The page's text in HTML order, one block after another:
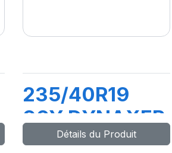
235/40R19
96Y DYNAXER
HP5Détails du Produit